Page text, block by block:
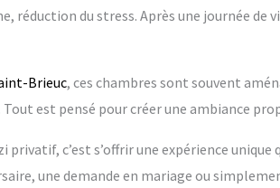
réduction du stress. Après une journée de
Brieuc, ces chambres sont souvent
est pensé pour créer une ambiance
c’est s’offrir une expérience unique
une demande en mariage ou